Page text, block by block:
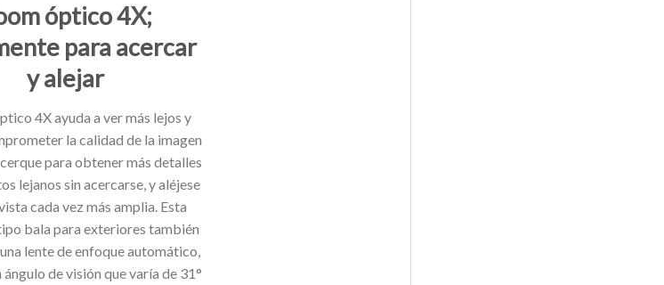
óptico 4X;
para acercar
y alejar
4X ayuda a ver más lejos y
la calidad de la imagen
para obtener más detalles
lejanos sin acercarse, y aléjese
cada vez más amplia. Esta
bala para exteriores también
lente de enfoque automático,
ángulo de visión que varía de 31°